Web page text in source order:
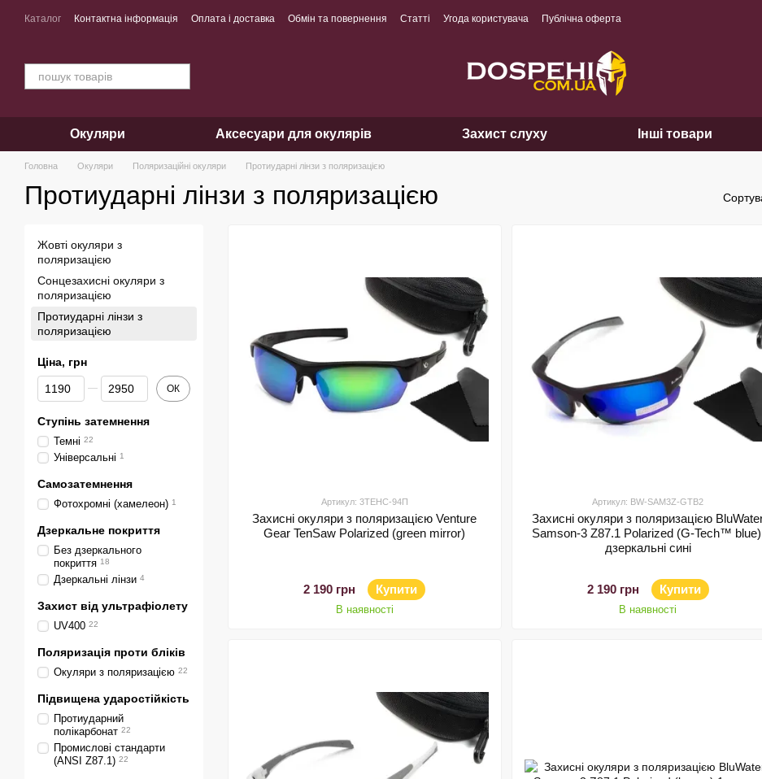
Перейти до основного контенту
Каталог Контактна інформація Оплата і доставка Обмін та повернення Статті Угода користувача Публічна оферта
Окуляри Аксесуари для окулярів Захист слуху Інші товари
Головна Окуляри Поляризаційні окуляри Протиударні лінзи з поляризацією
Протиударні лінзи з поляризацією
Артикул: 3ТЕНС-94П
Захисні окуляри з поляризацією Venture
Gear TenSaw Polarized (green mirror)
2 190 грн Купити
В наявності
Артикул: BW-SAM3Z-GTB2
Захисні окуляри з поляризацією
Samson-3 Z87.1 Polarized (G-Tech™
дзеркальні сині
2 190 грн Купити
В наявності
Жовті окуляри з
поляризацією
Сонцезахисні окуляри з
поляризацією
Протиударні лінзи з
поляризацією
Ціна, грн
Від Ціна, грн
До Ціна, грн ОК
Ступінь затемнення
Темні 22
Універсальні 1
Самозатемнення
Фотохромні (хамелеон) 1
Дзеркальне покриття
Без дзеркального
покриття 18
Дзеркальні лінзи 4
Захист від ультрафіолету
UV400 22
Поляризація проти бліків
Окуляри з поляризацією 22
Підвищена ударостійкість
Протиударний
полікарбонат 22
Промислові стандарти
(ANSI Z87.1) 22